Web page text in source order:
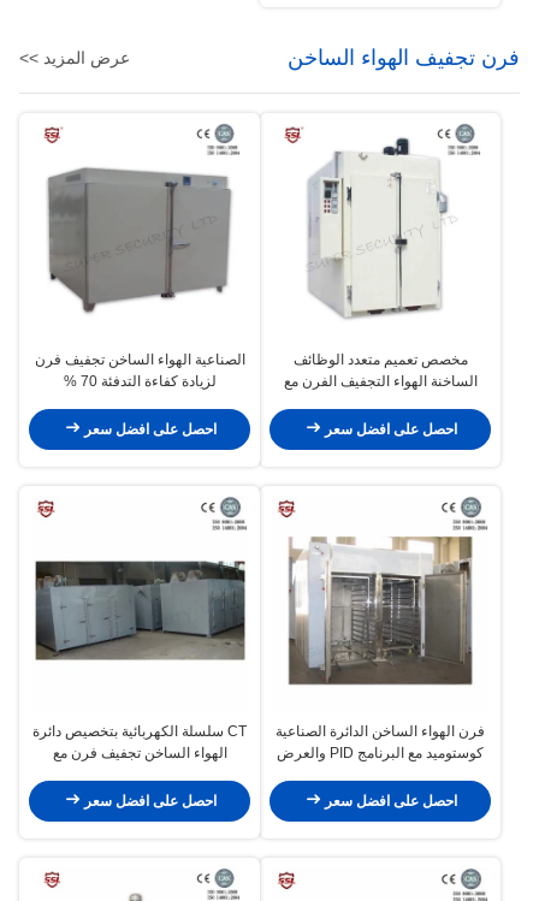
فرن تجفيف الهواء الساخن عرض المزيد >>
مخصص تعميم متعدد الوظائف
الساخنة الهواء التجفيف الفرن مع
احصل على افضل سعر
الصناعية الهواء الساخن تجفيف فرن
لزيادة كفاءة التدفئة 70 %
احصل على افضل سعر
فرن الهواء الساخن الدائرة الصناعية
كوستوميد مع البرنامج PID والعرض
احصل على افضل سعر
CT سلسلة الكهربائية بتخصيص دائرة
الهواء الساخن تجفيف فرن مع
احصل على افضل سعر